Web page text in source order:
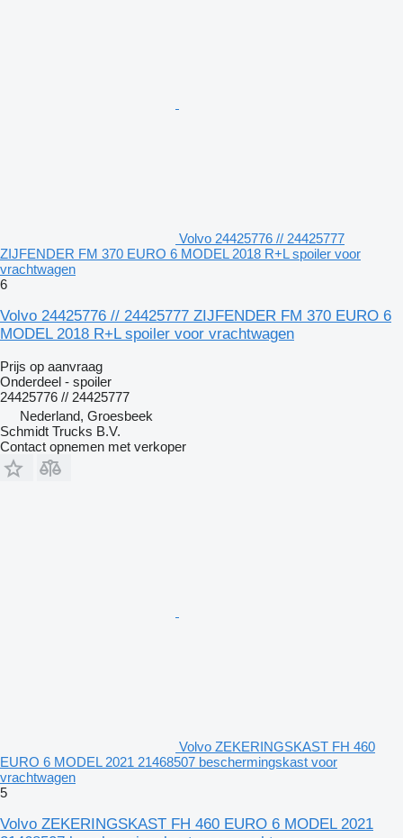
Volvo 24425776 // 24425777
ZIJFENDER FM 370 EURO 6 MODEL 2018 R+L spoiler voor
vrachtwagen
6
Volvo 24425776 // 24425777 ZIJFENDER FM 370 EURO 6
MODEL 2018 R+L spoiler voor vrachtwagen
Prijs op aanvraag
Onderdeel - spoiler
24425776 // 24425777
Nederland, Groesbeek
Schmidt Trucks B.V.
Contact opnemen met verkoper
Volvo ZEKERINGSKAST FH 460
EURO 6 MODEL 2021 21468507 beschermingskast voor
vrachtwagen
5
Volvo ZEKERINGSKAST FH 460 EURO 6 MODEL 2021